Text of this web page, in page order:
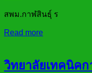
สพม.กาฬสินธุ์ ร
Read more
วิทยาลัยเทคนิค